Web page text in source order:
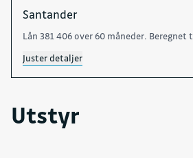
Santander
Lån 381 406 over 60 måneder. Beregnet
Juster detaljer
Utstyr